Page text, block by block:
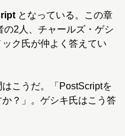
となっている。この章
の2人、チャールズ・ゲシ
ク氏が仲よく答えてい
こうだ。「PostScriptを
？」。ゲシキ氏はこう答